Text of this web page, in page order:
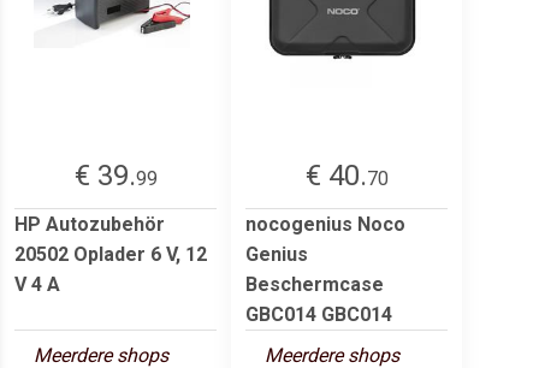
€ 39.99
HP Autozubehör
20502 Oplader 6 V, 12
V 4 A
Meerdere shops
€ 40.70
nocogenius Noco
Genius
Beschermcase
GBC014 GBC014
Meerdere shops